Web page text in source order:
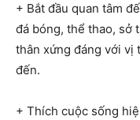
+ Bắt đầu quan tâm
đá bóng, thể thao, sở
thân xứng đáng với vị
đến.
+ Thích cuộc sống